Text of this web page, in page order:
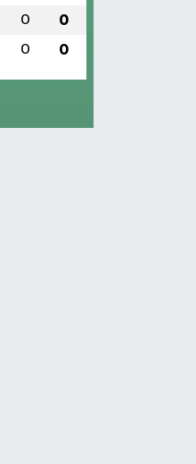
0 0
0 0